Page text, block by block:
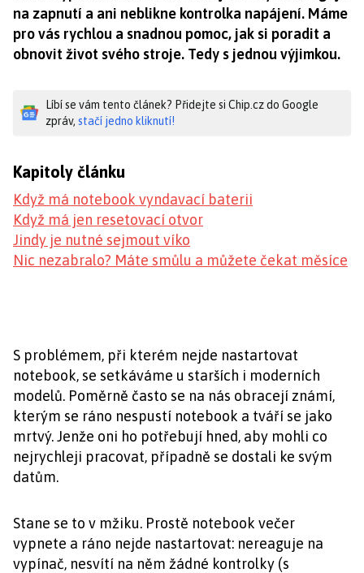
na zapnutí a ani neblikne kontrolka napájení. Máme
pro vás rychlou a snadnou pomoc, jak si poradit a
obnovit život svého stroje. Tedy s jednou výjimkou.
Líbí se vám tento článek? Přidejte si Chip.cz do Google
zpráv, stačí jedno kliknutí!
Kapitoly článku
Když má notebook vyndavací baterii
Když má jen resetovací otvor
Jindy je nutné sejmout víko
Nic nezabralo? Máte smůlu a můžete čekat měsíce
S problémem, při kterém nejde nastartovat
notebook, se setkáváme u starších i moderních
modelů. Poměrně často se na nás obracejí známí,
kterým se ráno nespustí notebook a tváří se jako
mrtvý. Jenže oni ho potřebují hned, aby mohli co
nejrychleji pracovat, případně se dostali ke svým
datům.
Stane se to v mžiku. Prostě notebook večer
vypnete a ráno nejde nastartovat: nereaguje na
vypínač, nesvítí na něm žádné kontrolky (s